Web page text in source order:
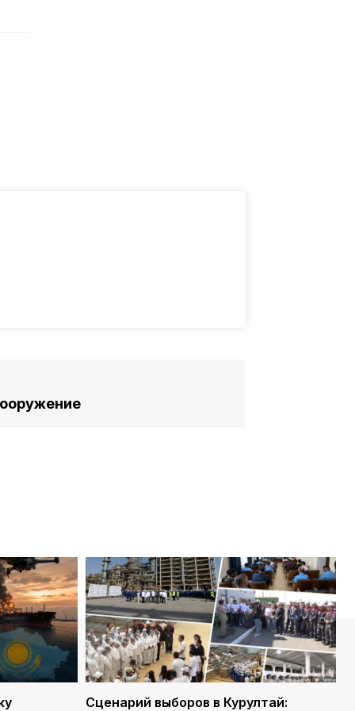
Сценарий выборов в Курултай: